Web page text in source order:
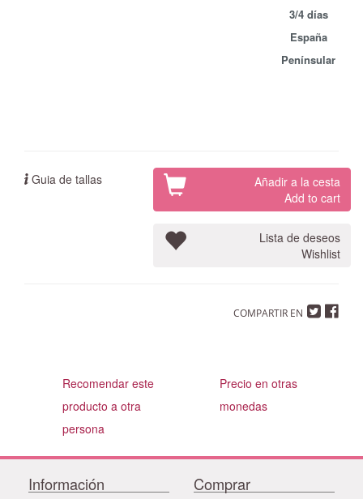
3/4 días
España
Penínsular
Guia de tallas
Añadir a la cesta
Add to cart
Lista de deseos
Wishlist
COMPARTIR EN
Recomendar este
producto a otra
persona
Precio en otras
monedas
Información Comprar